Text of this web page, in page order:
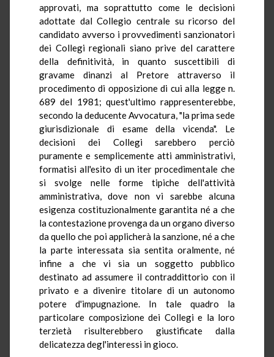
approvati, ma soprattutto come le decisioni
adottate dal Collegio centrale su ricorso del
candidato avverso i provvedimenti sanzionatori
dei Collegi regionali siano prive del carattere
della definitività, in quanto suscettibili di
gravame dinanzi al Pretore attraverso il
procedimento di opposizione di cui alla legge n.
689 del 1981; quest'ultimo rappresenterebbe,
secondo la deducente Avvocatura, "la prima sede
giurisdizionale di esame della vicenda". Le
decisioni dei Collegi sarebbero perciò
puramente e semplicemente atti amministrativi,
formatisi all'esito di un iter procedimentale che
si svolge nelle forme tipiche dell'attività
amministrativa, dove non vi sarebbe alcuna
esigenza costituzionalmente garantita né a che
la contestazione provenga da un organo diverso
da quello che poi applicherà la sanzione, né a che
la parte interessata sia sentita oralmente, né
infine a che vi sia un soggetto pubblico
destinato ad assumere il contraddittorio con il
privato e a divenire titolare di un autonomo
potere d'impugnazione. In tale quadro la
particolare composizione dei Collegi e la loro
terzietà risulterebbero giustificate dalla
delicatezza degl'interessi in gioco.